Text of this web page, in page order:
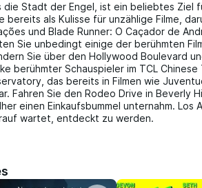
die Stadt der Engel, ist ein beliebtes Ziel
bereits als Kulisse für unzählige Filme,
und Blade Runner: O Caçador de
Sie unbedingt einige der berühmten
Sie über den Hollywood Boulevard
berühmter Schauspieler im TCL
das bereits in Filmen wie
Fahren Sie den Rodeo Drive in Beverly
einen Einkaufsbummel unternahm. Los
wartet, entdeckt zu werden.